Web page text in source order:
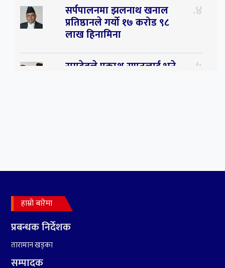
सर्पपालनमा झलनाथ खनाल
प्रतिष्ठानले गर्यो १७ करोड ९८
लाख हिनामिना
४
रामदेवले प्रकाश सपुतलाई भने ५
७
हामी पनि त उडाउछौ ।
हाम्रो बारेमा
प्रबन्धक निर्देशक
तारामान खड्का
सम्पादक